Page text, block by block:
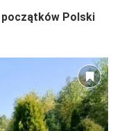
Polski